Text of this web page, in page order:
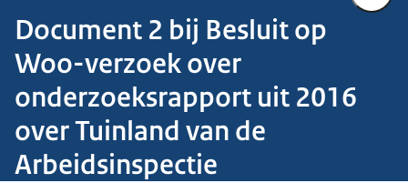
Document 2 bij Besluit op
Woo-verzoek over
onderzoeksrapport uit 2016
over Tuinland van de
Arbeidsinspectie